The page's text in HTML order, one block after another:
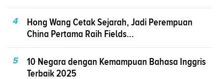
4
Hong Wang Cetak Sejarah, Jadi Perempuan
China Pertama Raih Fields...
5
10 Negara dengan Kemampuan Bahasa Inggris
Terbaik 2025